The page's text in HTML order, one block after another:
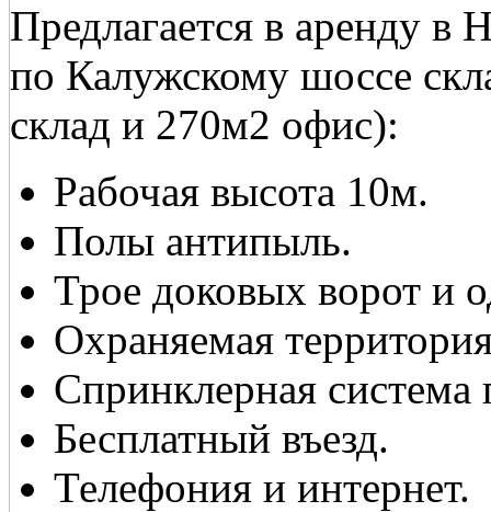
Предлагается в аренду
по Калужскому шоссе
склад и 270м2 офис):
Рабочая высота 10м.
Полы антипыль.
Трое доковых ворот и
Охраняемая
Спринклерная
Бесплатный въезд.
Телефония и интернет.